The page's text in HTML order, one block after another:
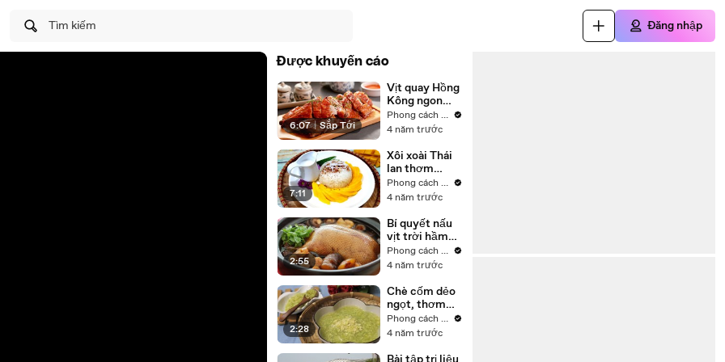
Tìm kiếm Đăng nhập
Được khuyến cáo
6:07 | Sắp Tới
Vịt quay Hồng
Kông ngon
khó cưỡngPhong cách sống
4 năm trước
7:11
Xôi xoài Thái
lan thơm
ngon, béo
ngậy
Phong cách sống
4 năm trước
2:55
Bí quyết nấu
vịt trời hầm
nấm đông cô
mềm thơm,
cường sức
khỏe
Phong cách sống
4 năm trước
2:28
Chè cốm dẻo
ngọt, thơm
ngon chuẩn vị
Hà Nội
Phong cách sống
4 năm trước